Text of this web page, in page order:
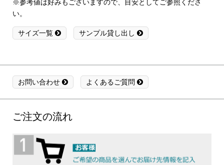
※参考値は好みもございますので、目安としてご参照くださ
い。
サイズ一覧 サンプル貸し出し
お問い合わせ よくあるご質問
ご注文の流れ